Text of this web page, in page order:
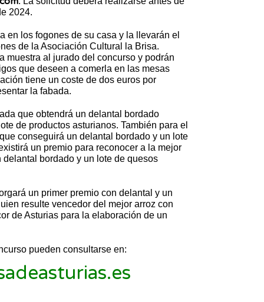
2024.
en los fogones de su casa y la llevarán el
de la Asociación Cultural la Brisa.
muestra al jurado del concurso y podrán
que deseen a comerla en las mesas
tiene un coste de dos euros por
la fabada.
que obtendrá un delantal bordado
de productos asturianos. También para el
conseguirá un delantal bordado y un lote
un premio para reconocer a la mejor
bordado y un lote de quesos
un primer premio con delantal y un
resulte vencedor del mejor arroz con
de Asturias para la elaboración de un
pueden consultarse en: